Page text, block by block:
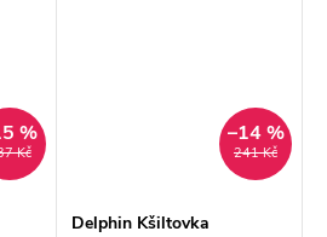
Kč
%
241 Kč
–14 %
Delphin Kšiltovka